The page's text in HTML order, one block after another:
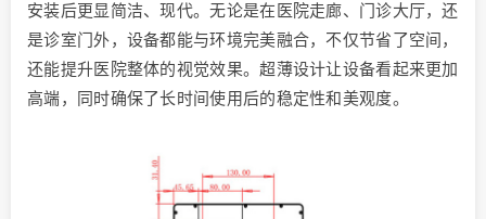
安装后更显简洁、现代。无论是在医院走廊、门诊大厅，还
是诊室门外，设备都能与环境完美融合，不仅节省了空间，
还能提升医院整体的视觉效果。超薄设计让设备看起来更加
高端，同时确保了长时间使用后的稳定性和美观度。